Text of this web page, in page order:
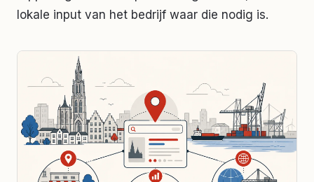
lokale input van het bedrijf waar die nodig is.